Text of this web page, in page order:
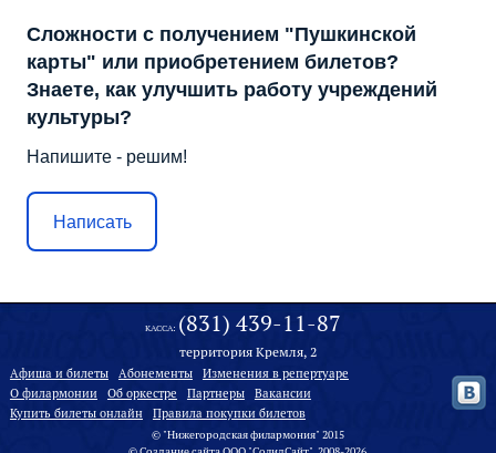
Сложности с получением "Пушкинской
карты" или приобретением билетов?
Знаете, как улучшить работу учреждений
культуры?
Напишите - решим!
Написать
КАССА: (831) 439-11-87
территория Кремля, 2
Афиша и билеты Абонементы
Изменения в репертуаре
О филармонии
Oб оркестре Партнеры
Вакансии
Купить билеты онлайн
Правила покупки билетов
© "Нижегородская филармония" 2015